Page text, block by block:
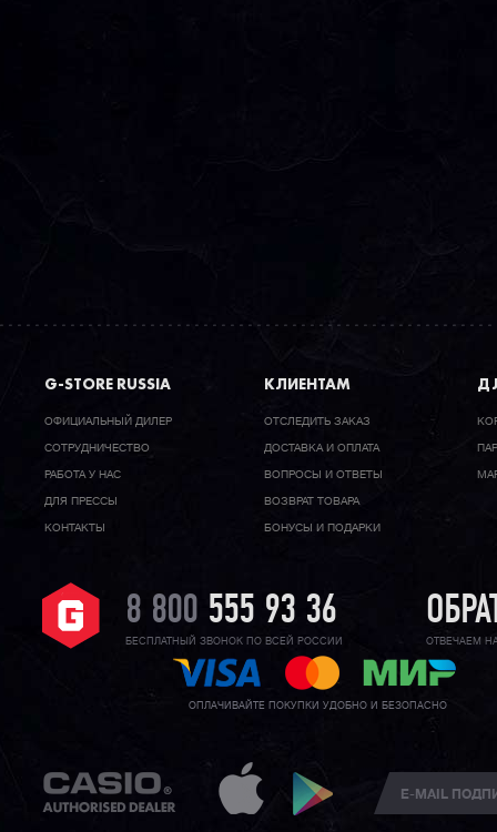
G-STORE RUSSIA
ОФИЦИАЛЬНЫЙ ДИЛЕР
CОТРУДНИЧЕСТВО
РАБОТА У НАС
ДЛЯ ПРЕССЫ
КОНТАКТЫ
КЛИЕНТАМ
ОТСЛЕДИТЬ ЗАКАЗ
ДОСТАВКА И ОПЛАТА
ВОПРОСЫ И ОТВЕТЫ
ВОЗВРАТ ТОВАРА
БОНУСЫ И ПОДАРКИ
8 800 555 93 36
БЕСПЛАТНЫЙ ЗВОНОК ПО ВСЕЙ РОССИИ ОТВЕЧАЕМ
ОПЛАЧИВАЙТЕ ПОКУПКИ УДОБНО И БЕЗОПАСНО